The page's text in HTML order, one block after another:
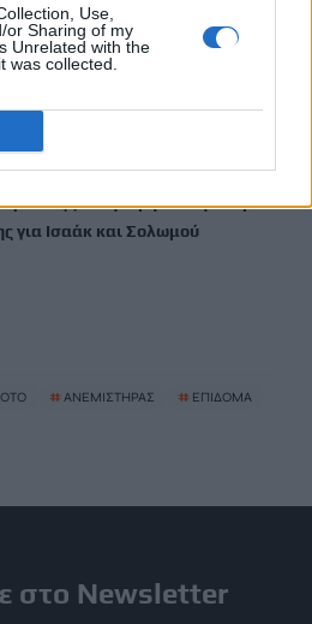
Use,
or Sharing of my
Unrelated with the
was collected.
στα σούπερ μάρκετ – Ποια
πρόγραμμα συγκράτησης τιμών
για την εμφάνισή του με
για Ισαάκ και Σολωμού
# ΑΝΕΜΙΣΤΗΡΑΣ # ΕΠΙΔΟΜΑ
στο Newsletter